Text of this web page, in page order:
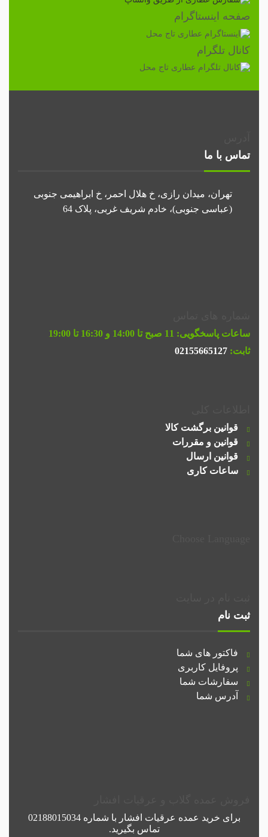
صفحه اینستاگرام
کانال تلگرام
تماس با ما
تهران، میدان رازی، خ هلال احمر، خ ابراهیمی جنوبی
(عباسی جنوبی)، خادم شریف غربی، پلاک 64
ساعات پاسخگویی:
ثابت: 02155665127
قوانین برگشت کالا
قوانین و مقررات
قوانین ارسال
ساعات کاری
ثبت نام
فاکتور های شما
پروفایل کاربری
سفارشات شما
آدرس شما
برای خرید عمده عرقیات افشار با شماره02188015034
تماس بگیرید.